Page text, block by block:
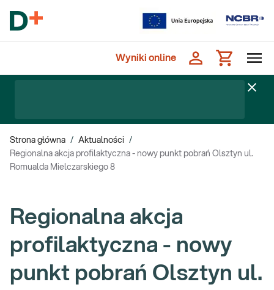
Wyniki online
Strona główna / Aktualności
/
Regionalna akcja profilaktyczna - nowy punkt pobrań Olsztyn ul.
Romualda Mielczarskiego 8
Regionalna akcja
profilaktyczna - nowy
punkt pobrań Olsztyn ul.